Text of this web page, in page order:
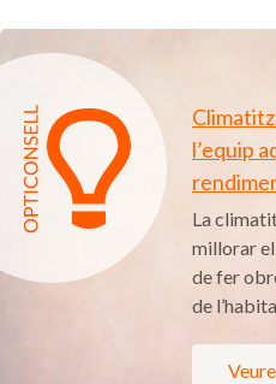
l’equip
La
millorar
de fer
de